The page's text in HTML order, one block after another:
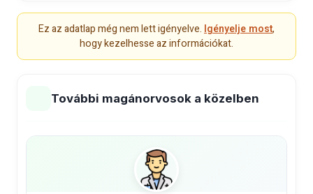
Ez az adatlap még nem lett igényelve. Igényelje most,
hogy kezelhesse az információkat.
További magánorvosok a közelben